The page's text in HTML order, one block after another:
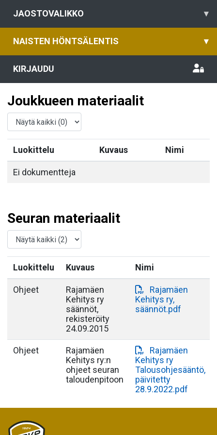
JAOSTOVALIKKO ▾
NAISTEN HÖNTSÄLENTIS ▾
KIRJAUDU
Joukkueen materiaalit
Luokittelu Kuvaus Nimi
Ei dokumentteja
Seuran materiaalit
Luokittelu Kuvaus Nimi
Ohjeet
Rajamäen
Kehitys ry
säännöt,
rekisteröity
24.09.2015
Rajamäen
Kehitys ry,
säännöt.pdf
Ohjeet
Rajamäen
Kehitys ry:n
ohjeet seuran
taloudenpitoon
Rajamäen
Kehitys ry
Talousohjesääntö,
päivitetty
28.9.2022.pdf